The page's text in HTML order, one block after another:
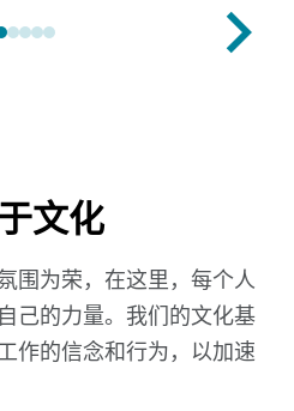
文化
围为荣，在这里，每个人
己的力量。我们的文化基
作的信念和行为，以加速